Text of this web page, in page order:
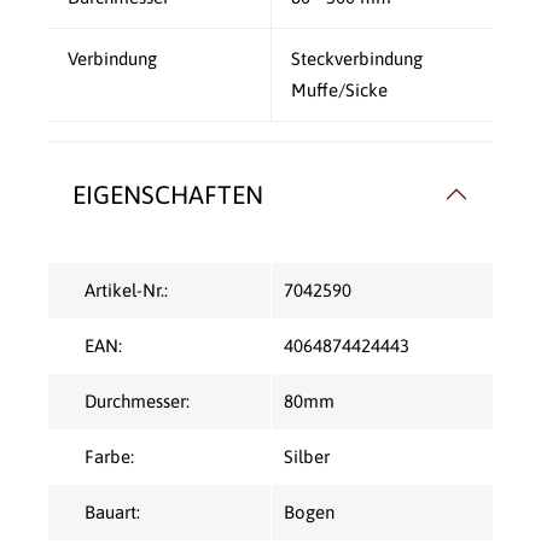
Verbindung
Steckverbindung
Muffe/Sicke
EIGENSCHAFTEN
Artikel-Nr.: 7042590
EAN: 4064874424443
Durchmesser: 80mm
Farbe: Silber
Bauart: Bogen